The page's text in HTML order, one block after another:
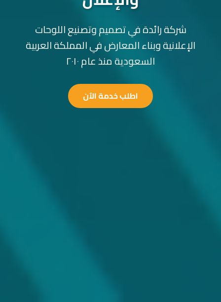
شركة رائدة في تصميم وتصنيع اللوحات
الإعلانية وبناء المعارض في المملكة العربية
السعودية منذ عام ٢٠١٠
اطلب خدمة الآن